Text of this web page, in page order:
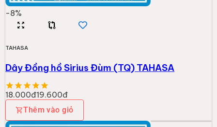
-8%
TAHASA
Dây Đồng hồ Sirius Đùm (TQ) TAHASA
18.000đ19.600đ
Thêm vào giỏ